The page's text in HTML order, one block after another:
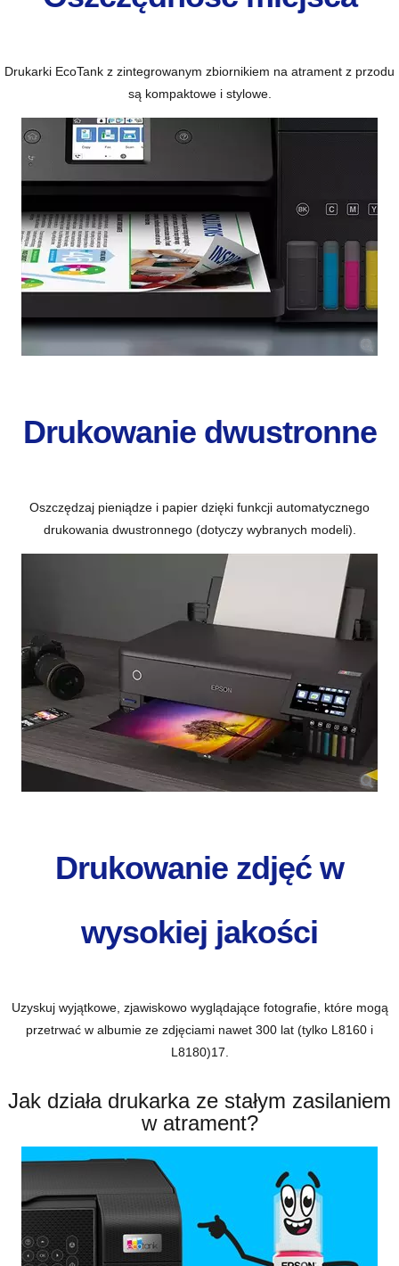
Drukarki EcoTank z zintegrowanym zbiornikiem na atrament z przodu
są kompaktowe i stylowe.
Drukowanie dwustronne
Oszczędzaj pieniądze i papier dzięki funkcji automatycznego
drukowania dwustronnego (dotyczy wybranych modeli).
Drukowanie zdjęć w
wysokiej jakości
Uzyskuj wyjątkowe, zjawiskowo wyglądające fotografie, które mogą
przetrwać w albumie ze zdjęciami nawet 300 lat (tylko L8160 i
L8180)17.
Jak działa drukarka ze stałym zasilaniem
w atrament?